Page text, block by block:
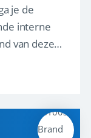
je de
interne
van deze
van de data